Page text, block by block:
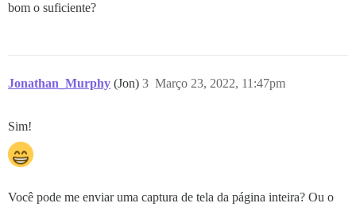
bom o suficiente?
Jonathan_Murphy (Jon) Março 23, 2022, 11:47pm
3
Sim!
Você pode me enviar uma captura de tela da página inteira? Ou o